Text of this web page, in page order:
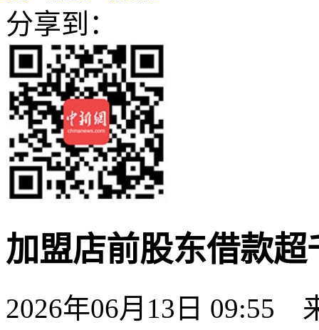
分享到：
加盟店前股东借款
2026年06月13日 09:55